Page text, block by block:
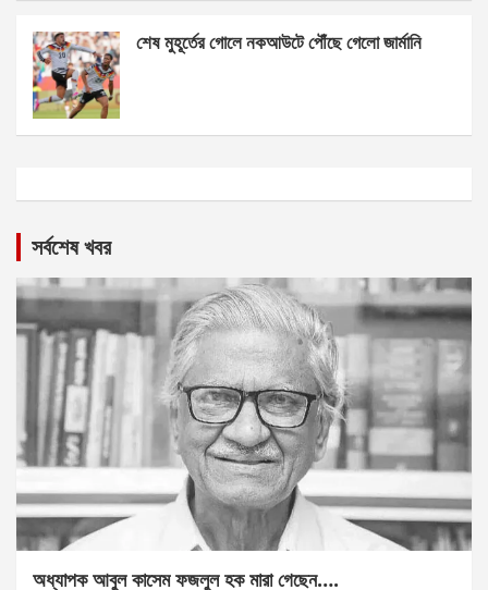
শেষ মুহূর্তের গোলে নকআউটে পৌঁছে গেলো জার্মানি
সর্বশেষ খবর
অধ্যাপক আবুল কাসেম ফজলুল হক মারা গেছেন….